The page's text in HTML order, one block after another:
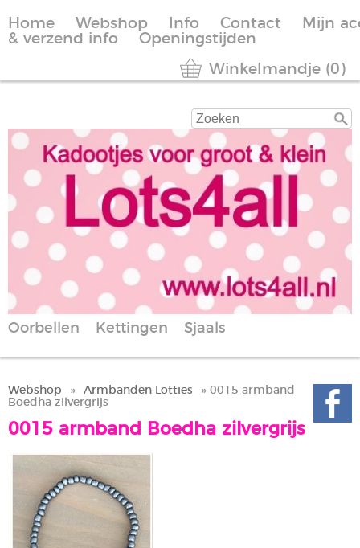
Home Webshop Info Contact
Mijn
& verzend info
Openingstijden
Winkelmandje (0)
Oorbellen Kettingen Sjaals
Webshop » Armbanden Lotties
» 0015 armband
Boedha zilvergrijs
0015 armband Boedha zilvergrijs